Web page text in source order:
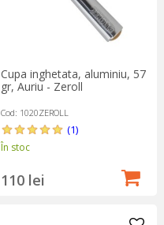
Cupa inghetata, aluminiu, 57
gr, Auriu - Zeroll
Cod: 1020ZEROLL
(1)
În stoc
110 lei